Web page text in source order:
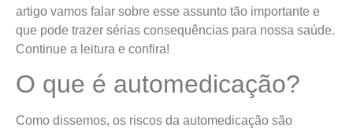
artigo vamos falar sobre esse assunto tão importante e
que pode trazer sérias consequências para nossa saúde.
Continue a leitura e confira!
O que é automedicação?
Como dissemos, os riscos da automedicação são